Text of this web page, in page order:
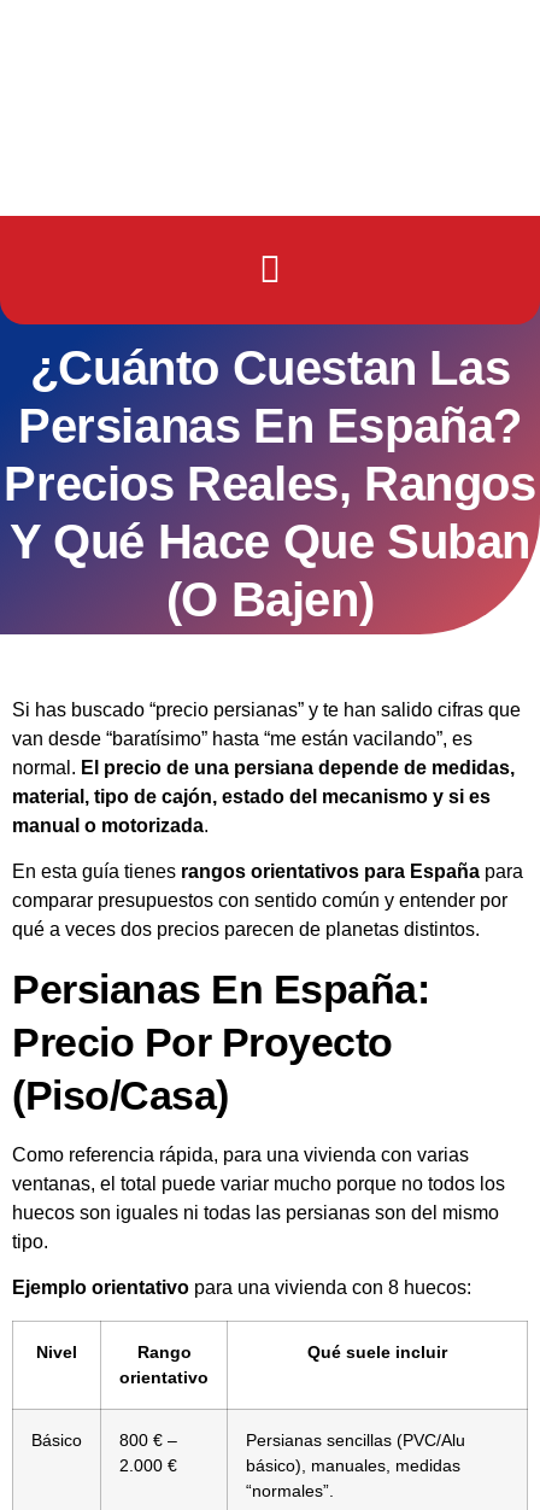
¿Cuánto Cuestan Las
Persianas En España?
Precios Reales, Rangos
Y Qué Hace Que Suban
(o Bajen)
Si has buscado “precio persianas” y te han salido cifras que
van desde “baratísimo” hasta “me están vacilando”, es
normal. El precio de una persiana depende de medidas,
material, tipo de cajón, estado del mecanismo y si es
manual o motorizada.
En esta guía tienes rangos orientativos para España para
comparar presupuestos con sentido común y entender por
qué a veces dos precios parecen de planetas distintos.
Persianas En España:
Precio Por Proyecto
(piso/casa)
Como referencia rápida, para una vivienda con varias
ventanas, el total puede variar mucho porque no todos los
huecos son iguales ni todas las persianas son del mismo
tipo.
Ejemplo orientativo para una vivienda con 8 huecos:
Nivel
Rango
orientativo
Qué suele incluir
Básico
800 € –
2.000 €
Persianas sencillas (PVC/Alu
básico), manuales, medidas
“normales”.